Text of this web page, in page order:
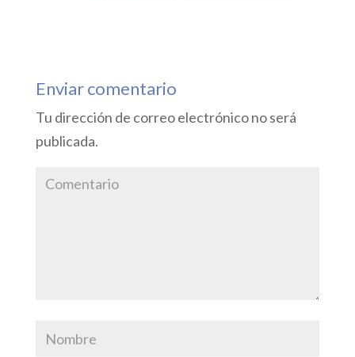
Enviar comentario
Tu dirección de correo electrónico no será
publicada.